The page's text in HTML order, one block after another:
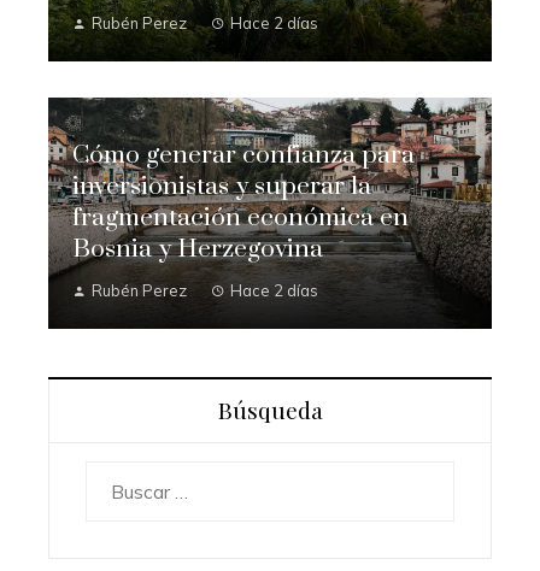
Rubén Perez Hace 2 días
Cómo generar confianza para
inversionistas y superar la
fragmentación económica en
Bosnia y Herzegovina
Rubén Perez Hace 2 días
Búsqueda